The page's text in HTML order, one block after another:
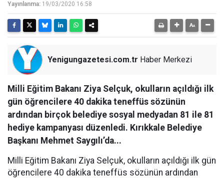
Yayınlanma: 19/03/2020 16:58
Yenigungazetesi.com.tr Haber Merkezi
Milli Eğitim Bakanı Ziya Selçuk, okulların açıldığı ilk
gün öğrencilere 40 dakika teneffüs sözünün
ardından birçok belediye sosyal medyadan 81 ile 81
hediye kampanyası düzenledi. Kırıkkale Belediye
Başkanı Mehmet Saygılı’da...
Milli Eğitim Bakanı Ziya Selçuk, okulların açıldığı ilk gün
öğrencilere 40 dakika teneffüs sözünün ardından